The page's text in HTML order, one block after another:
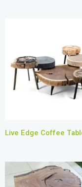
Live Edge Coffee